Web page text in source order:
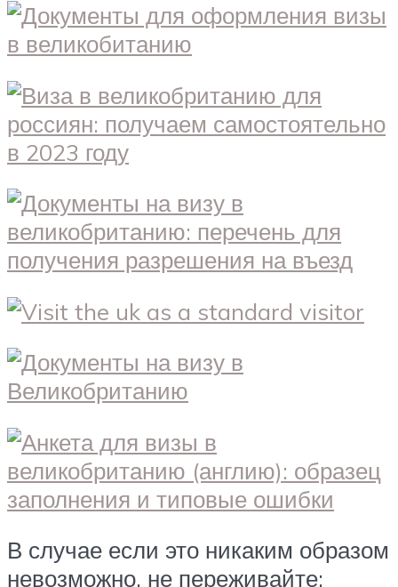
В случае если это никаким образом
невозможно, не переживайте: